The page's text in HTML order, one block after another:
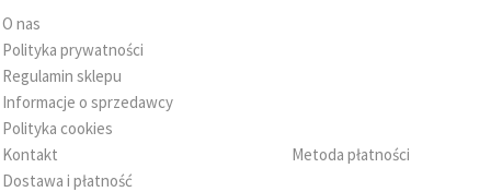
O nas
Polityka prywatności
Regulamin sklepu
Informacje o sprzedawcy
Polityka cookies
Kontakt
Dostawa i płatność
Metoda płatności